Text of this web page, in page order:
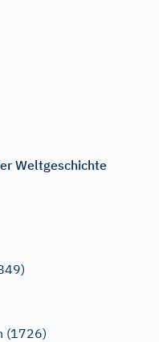
Weltgeschichte
(1726)